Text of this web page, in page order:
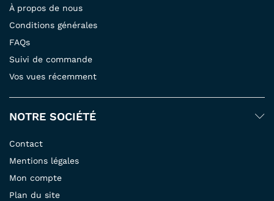
À propos de nous
Conditions générales
FAQs
Suivi de commande
Vos vues récemment
NOTRE SOCIÉTÉ
Contact
Mentions légales
Mon compte
Plan du site